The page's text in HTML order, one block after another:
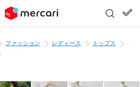
ファッション レディース
トップス